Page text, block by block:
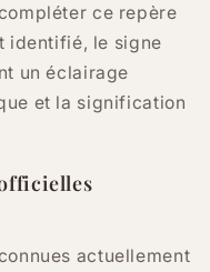
ce repère
identifié, le signe
un éclairage
et la signification
actuellement